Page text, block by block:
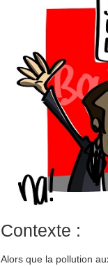
Contexte :
Alors que la pollution